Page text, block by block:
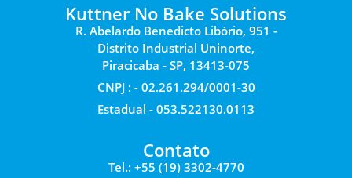
Kuttner No Bake Solutions
R. Abelardo Benedicto Libório, 951 -
Distrito Industrial Uninorte,
Piracicaba - SP, 13413-075
CNPJ : - 02.261.294/0001-30
Estadual - 053.522130.0113
Contato
Tel.: +55 (19) 3302-4770